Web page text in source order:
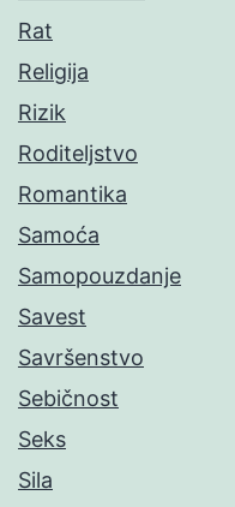
Rat
Religija
Rizik
Roditeljstvo
Romantika
Samoća
Samopouzdanje
Savest
Savršenstvo
Sebičnost
Seks
Sila